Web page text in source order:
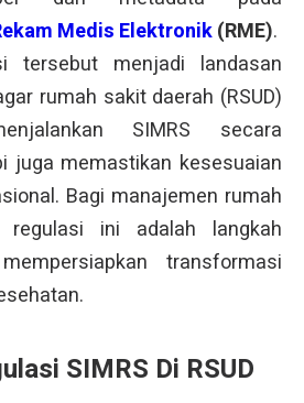
Medis Elektronik(RME).
tersebut menjadi landasan
rumah sakit daerah (RSUD)
SIMRS secara
juga memastikan kesesuaian
Bagi manajemen rumah
regulasi ini adalah langkah
transformasi
SIMRS Di RSUD